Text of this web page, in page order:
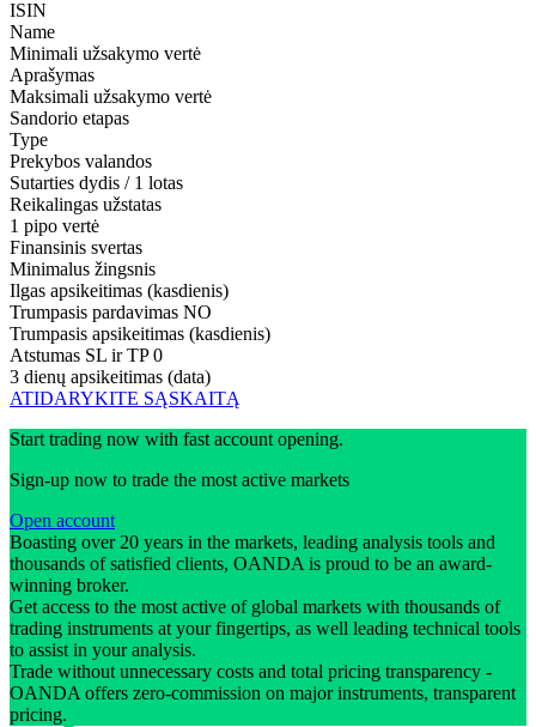
ISIN
Name
Minimali užsakymo vertė
Aprašymas
Maksimali užsakymo vertė
Sandorio etapas
Type
Prekybos valandos
Sutarties dydis / 1 lotas
Reikalingas užstatas
1 pipo vertė
Finansinis svertas
Minimalus žingsnis
Ilgas apsikeitimas (kasdienis)
Trumpasis pardavimas NO
Trumpasis apsikeitimas (kasdienis)
Atstumas SL ir TP 0
3 dienų apsikeitimas (data)
ATIDARYKITE SĄSKAITĄ
Start trading now with fast account opening.
Sign-up now to trade the most active markets
Open account
Boasting over 20 years in the markets, leading analysis tools and
thousands of satisfied clients, OANDA is proud to be an award-
winning broker.
Get access to the most active of global markets with thousands of
trading instruments at your fingertips, as well leading technical tools
to assist in your analysis.
Trade without unnecessary costs and total pricing transparency -
OANDA offers zero-commission on major instruments, transparent
pricing.